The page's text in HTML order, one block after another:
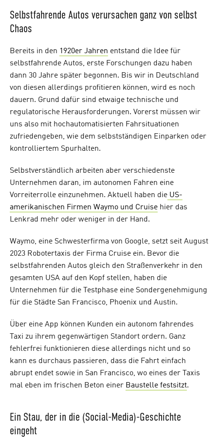
Selbstfahrende Autos verursachen ganz von selbst
Chaos
Bereits in den 1920er Jahren entstand die Idee für
selbstfahrende Autos, erste Forschungen dazu haben
dann 30 Jahre später begonnen. Bis wir in Deutschland
von diesen allerdings profitieren können, wird es noch
dauern. Grund dafür sind etwaige technische und
regulatorische Herausforderungen. Vorerst müssen wir
uns also mit hochautomatisierten Fahrsituationen
zufriedengeben, wie dem selbstständigen Einparken oder
kontrolliertem Spurhalten.
Selbstverständlich arbeiten aber verschiedenste
Unternehmen daran, im autonomen Fahren eine
Vorreiterrolle einzunehmen. Aktuell haben die US-
amerikanischen Firmen Waymo und Cruise hier das
Lenkrad mehr oder weniger in der Hand.
Waymo, eine Schwesterfirma von Google, setzt seit August
2023 Robotertaxis der Firma Cruise ein. Bevor die
selbstfahrenden Autos gleich den Straßenverkehr in den
gesamten USA auf den Kopf stellen, haben die
Unternehmen für die Testphase eine Sondergenehmigung
für die Städte San Francisco, Phoenix und Austin.
Über eine App können Kunden ein autonom fahrendes
Taxi zu ihrem gegenwärtigen Standort ordern. Ganz
fehlerfrei funktionieren diese allerdings nicht und so
kann es durchaus passieren, dass die Fahrt einfach
abrupt endet sowie in San Francisco, wo eines der Taxis
mal eben im frischen Beton einer Baustelle festsitzt.
Ein Stau, der in die (Social-Media)-Geschichte
eingeht